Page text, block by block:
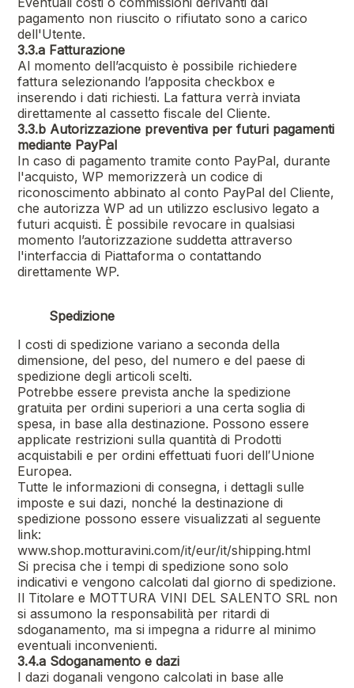
pagamento non riuscito o rifiutato sono a carico
dell'Utente.
3.3.a Fatturazione
Al momento dell’acquisto è possibile richiedere
fattura selezionando l’apposita checkbox e
inserendo i dati richiesti. La fattura verrà inviata
direttamente al cassetto fiscale del Cliente.
3.3.b Autorizzazione preventiva per futuri pagamenti
mediante PayPal
In caso di pagamento tramite conto PayPal, durante
l'acquisto, WP memorizzerà un codice di
riconoscimento abbinato al conto PayPal del Cliente,
che autorizza WP ad un utilizzo esclusivo legato a
futuri acquisti. È possibile revocare in qualsiasi
momento l’autorizzazione suddetta attraverso
l'interfaccia di Piattaforma o contattando
direttamente WP.
Spedizione
I costi di spedizione variano a seconda della
dimensione, del peso, del numero e del paese di
spedizione degli articoli scelti.
Potrebbe essere prevista anche la spedizione
gratuita per ordini superiori a una certa soglia di
spesa, in base alla destinazione. Possono essere
applicate restrizioni sulla quantità di Prodotti
acquistabili e per ordini effettuati fuori dell′Unione
Europea.
Tutte le informazioni di consegna, i dettagli sulle
imposte e sui dazi, nonché la destinazione di
spedizione possono essere visualizzati al seguente
link:
www.shop.motturavini.com/it/eur/it/shipping.html
Si precisa che i tempi di spedizione sono solo
indicativi e vengono calcolati dal giorno di spedizione.
Il Titolare e MOTTURA VINI DEL SALENTO SRLnon
si assumono la responsabilità per ritardi di
sdoganamento, ma si impegna a ridurre al minimo
eventuali inconvenienti.
3.4.a Sdoganamento e dazi
I dazi doganali vengono calcolati in base alle